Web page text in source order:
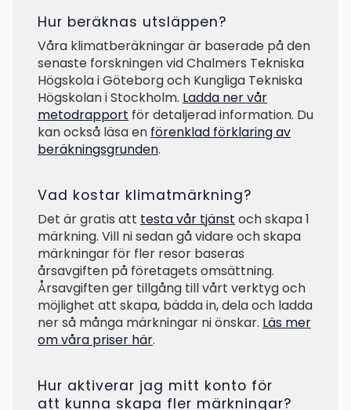
Hur beräknas utsläppen?
Våra klimatberäkningar är baserade på den
senaste forskningen vid Chalmers Tekniska
Högskola i Göteborg och Kungliga Tekniska
Högskolan i Stockholm. Ladda ner vår
metodrapport för detaljerad information. Du
kan också läsa en förenklad förklaring av
beräkningsgrunden.
Vad kostar klimatmärkning?
Det är gratis att testa vår tjänst och skapa 1
märkning. Vill ni sedan gå vidare och skapa
märkningar för fler resor baseras
årsavgiften på företagets omsättning.
Årsavgiften ger tillgång till vårt verktyg och
möjlighet att skapa, bädda in, dela och ladda
ner så många märkningar ni önskar. Läs mer
om våra priser här.
Hur aktiverar jag mitt konto för
att kunna skapa fler märkningar?